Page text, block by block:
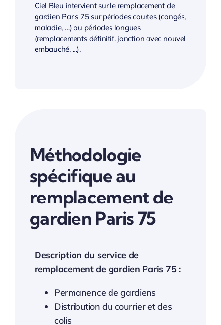
Ciel Bleu intervient sur le remplacement de
gardien Paris 75 sur périodes courtes (congés,
maladie, …) ou périodes longues
(remplacements définitif, jonction avec nouvel
embauché, …).
Méthodologie
spécifique au
remplacement de
gardien Paris 75
Description du service de
remplacement de gardien Paris 75 :
Permanence de gardiens
Distribution du courrier et des
colis